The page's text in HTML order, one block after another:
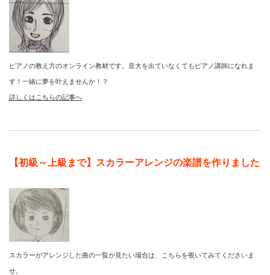
ピアノの教え方のオンライン教材です。音大を出ていなくてもピアノ講師になれま
す！一緒に夢を叶えませんか！？
詳しくはこちらの記事へ
【初級～上級まで】スカラーアレンジの楽譜を作りました
スカラーがアレンジした曲の一覧が見たい場合は、こちらを覗いてみてくださいま
せ。